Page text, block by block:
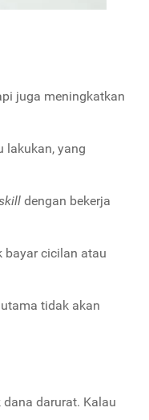
juga meningkatkan
lakukan, yang
dengan bekerja
bayar cicilan atau
tidak akan
darurat. Kalau